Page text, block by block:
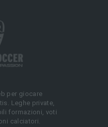
per giocare
Leghe private,
formazioni, voti
calciatori.